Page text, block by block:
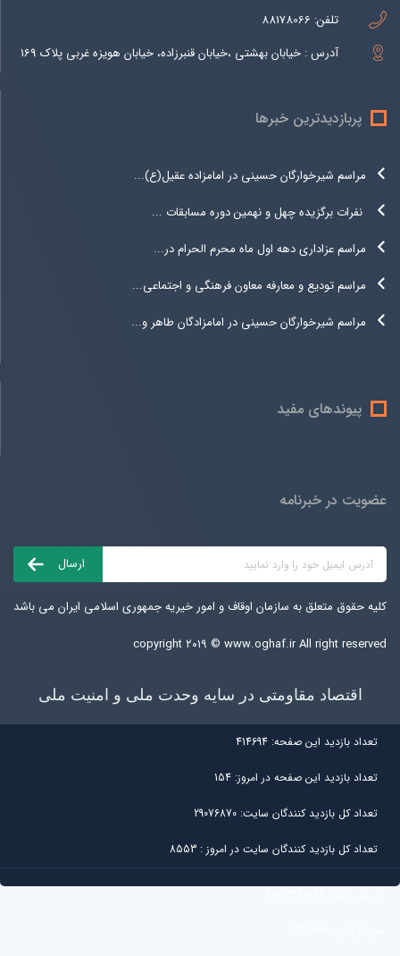
تلفن: 88178066
آدرس : خیابان بهشتی ،خیابان قنبرزاده، خیابان هویزه غربی پلاک 169
پربازدیدترین خبرها
مراسم شیرخوارگان حسینی در امامزاده عقیل(ع)...
نفرات برگزیده چهل و نهمین دوره مسابقات ...
مراسم عزاداری دهه اول ماه محرم الحرام در...
مراسم تودیع و معارفه معاون فرهنگی و اجتماعی...
مراسم شیرخوارگان حسینی در امامزادگان طاهر و...
پیوندهای مفید
عضویت در خبرنامه
کلیه حقوق متعلق به سازمان اوقاف و امور خیریه جمهوری اسلامی ایران می باشد
copyright ۲۰۱۹ © www.oghaf.irAll right reserved
اقتصاد مقاومتی در سایه وحدت ملی و امنیت ملی
تعداد بازديد اين صفحه: 414694
تعداد بازديد اين صفحه در امروز: 154
تعداد کل بازديد کنندگان سايت: 29076870
تعداد کل بازديد کنندگان سایت در امروز : 8553